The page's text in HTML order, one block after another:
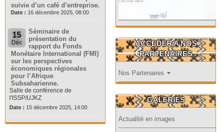
suivie d’un café d’entreprise.
Date : 16 décembre 2025, 08:00
15
Déc
Séminaire de
présentation du
rapport du Fonds
Monétaire International (FMI)
sur les perspectives
économiques régionales
pour l’Afrique
Subsaharienne.
Salle de conférence de
l'ISSP/UJKZ
Date : 15 décembre 2025, 14:00
ACCEDER A NOS
PARTENAIRES
Nos Partenaires
GALERIES
Actualité en images